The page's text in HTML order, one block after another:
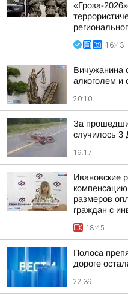
«Гроза-
16:43
Вичужанина
алкоголем и
20:10
За
случилось 3
19:17
Ивановские
размеров
граждан с
18:45
Полоса
дороге
22:39